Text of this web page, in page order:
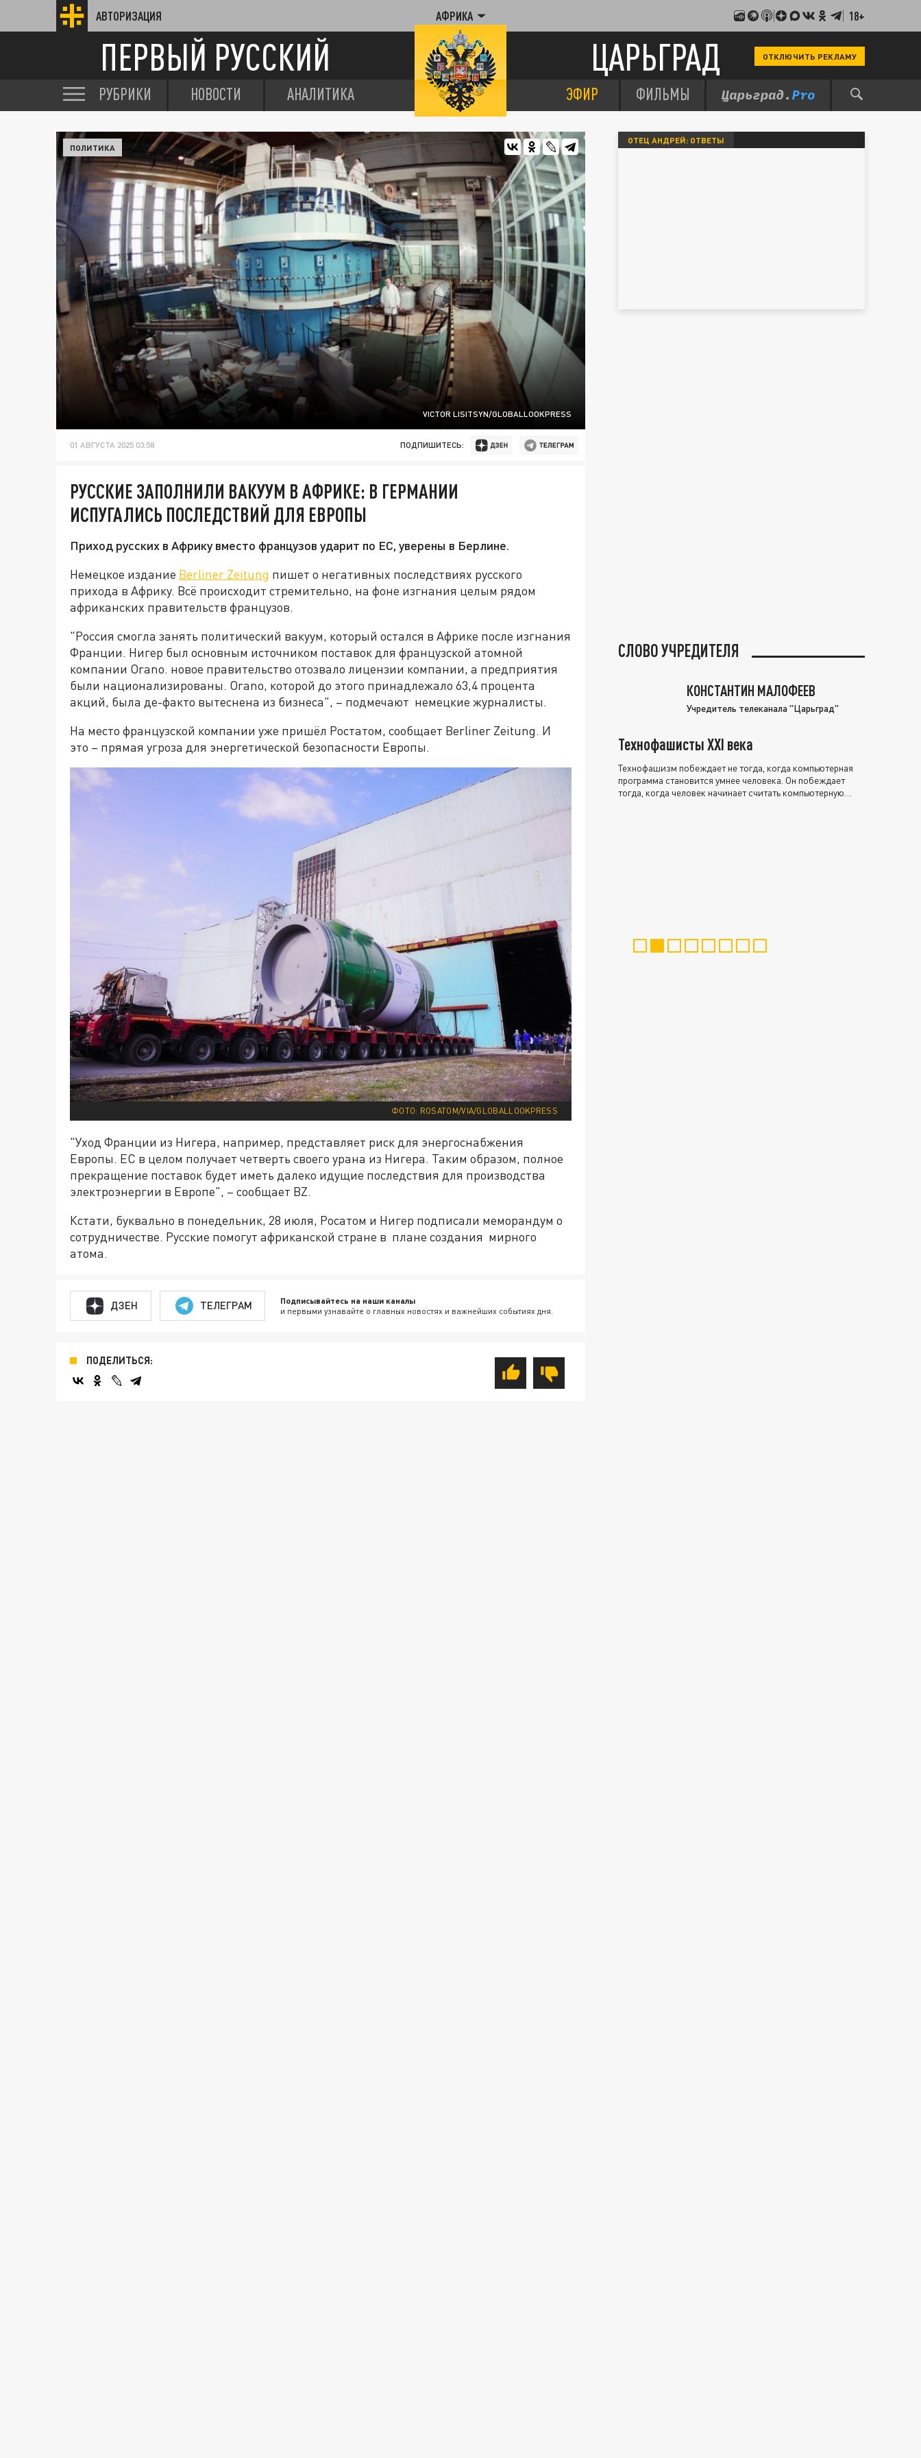
АВТОРИЗАЦИЯ АФРИКА 18+
ПЕРВЫЙ РУССКИЙ ЦАРЬГРАД ОТКЛЮЧИТЬ РЕКЛАМУ
РУБРИКИ НОВОСТИ АНАЛИТИКА ЭФИР ФИЛЬМЫ
VICTOR LISITSYN/GLOBALLOOKPRESS
ПОЛИТИКА
01 АВГУСТА 2025 03:58 ПОДПИШИТЕСЬ:
РУССКИЕ ЗАПОЛНИЛИ ВАКУУМ В АФРИКЕ: В ГЕРМАНИИ
ИСПУГАЛИСЬ ПОСЛЕДСТВИЙ ДЛЯ ЕВРОПЫ
Приход русских в Африку вместо французов ударит по ЕС, уверены в Берлине.
Немецкое издание Berliner Zeitung пишет о негативных последствиях русского
прихода в Африку. Всё происходит стремительно, на фоне изгнания целым рядом
африканских правительств французов.
"Россия смогла занять политический вакуум, который остался в Африке после изгнания
Франции. Нигер был основным источником поставок для французской атомной
компании Orano. новое правительство отозвало лицензии компании, а предприятия
были национализированы. Orano, которой до этого принадлежало 63,4 процента
акций, была де-факто вытеснена из бизнеса", – подмечают немецкие журналисты.
На место французской компании уже пришёл Ростатом, сообщает Berliner Zeitung. И
это – прямая угроза для энергетической безопасности Европы.
ФОТО: ROSATOM/VIA/GLOBALLOOKPRESS
"Уход Франции из Нигера, например, представляет риск для энергоснабжения
Европы. ЕС в целом получает четверть своего урана из Нигера. Таким образом, полное
прекращение поставок будет иметь далеко идущие последствия для производства
электроэнергии в Европе", – сообщает BZ.
Кстати, буквально в понедельник, 28 июля, Росатом и Нигер подписали меморандум о
сотрудничестве. Русские помогут африканской стране в плане создания мирного
атома.
ДЗЕН ТЕЛЕГРАМ Подписывайтесь на наши каналы
и первыми узнавайте о главных новостях и важнейших событиях дня.
ПОДЕЛИТЬСЯ:
ОТЕЦ АНДРЕЙ: ОТВЕТЫ
СЛОВО УЧРЕДИТЕЛЯ
КОНСТАНТИН МАЛОФЕЕВ
Учредитель телеканала "Царьград"
Технофашисты XXI века
Технофашизм побеждает не тогда, когда компьютерная
программа становится умнее человека. Он побеждает
тогда, когда человек начинает считать компьютерную